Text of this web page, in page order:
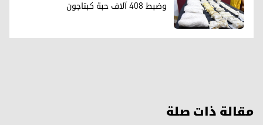
وضبط 408 آلاف حبة كبتاجون
مقالة ذات صلة